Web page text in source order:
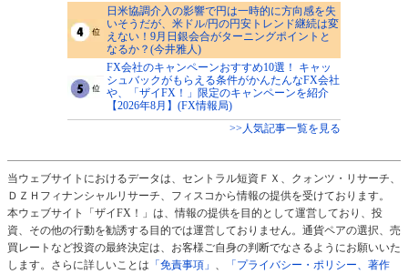
日米協調介入の影響で円は一時的に方向感を失
いそうだが、米ドル/円の円安トレンド継続は変
えない！9月日銀会合がターニングポイントと
なるか？(今井雅人)
FX会社のキャンペーンおすすめ10選！ キャッ
シュバックがもらえる条件がかんたんなFX会社
や、「ザイFX！」限定のキャンペーンを紹介
【2026年8月】(FX情報局)
>>人気記事一覧を見る
当ウェブサイトにおけるデータは、セントラル短資ＦＸ、クォンツ・リサーチ、
ＤＺＨフィナンシャルリサーチ、フィスコから情報の提供を受けております。
本ウェブサイト「ザイFX！」は、情報の提供を目的として運営しており、投
資、その他の行動を勧誘する目的では運営しておりません。通貨ペアの選択、売
買レートなど投資の最終決定は、お客様ご自身の判断でなさるようにお願いいた
します。さらに詳しいことは 「免責事項」 、
「プライバシー・ポリシー、著作